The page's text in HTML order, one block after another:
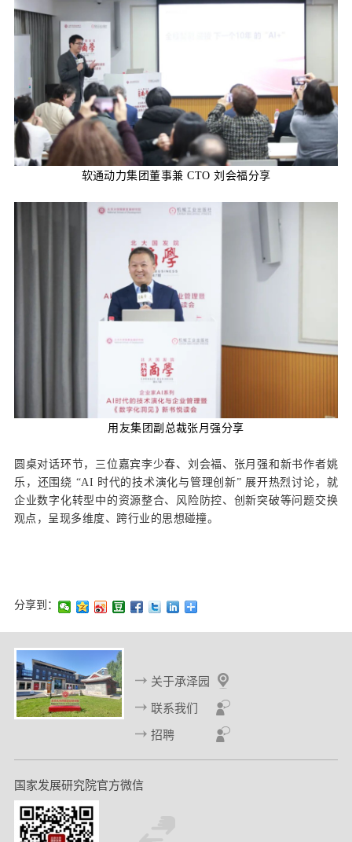
软通动力集团董事兼 CTO 刘会福分享
用友集团副总裁张月强分享
圆桌对话环节，三位嘉宾李少春、刘会福、张月强和新书作者姚
乐，还围绕 “AI 时代的技术演化与管理创新” 展开热烈讨论，就
企业数字化转型中的资源整合、风险防控、创新突破等问题交换
观点，呈现多维度、跨行业的思想碰撞。
分享到：
关于承泽园
联系我们
招聘
国家发展研究院官方微信